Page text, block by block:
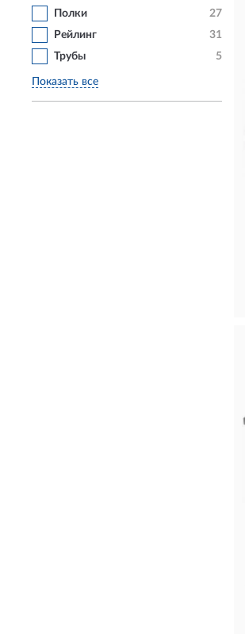
Полки
27
Рейлинг
31
Трубы
5
Показать все